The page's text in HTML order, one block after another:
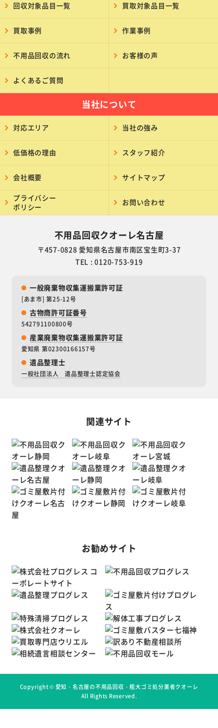
回収対象品目一覧 買取対象品目一覧
買取事例 作業事例
不用品回収の流れ お客様の声
よくあるご質問
当社について
対応エリア 当社の強み
低価格の理由 スタッフ紹介
会社概要 サイトマップ
プライバシー
ポリシー
お問い合わせ
不用品回収クオーレ名古屋
〒457-0828 愛知県名古屋市南区宝生町3-37
TEL : 0120-753-919
一般廃棄物収集運搬業許可証
[あま市] 第25-12号
古物商許可証番号
542791100800号
産業廃棄物収集運搬業許可証
愛知県 第02300166157号
遺品整理士
一般社団法人 遺品整理士認定協会
関連サイト
お勧めサイト
Copyright © 愛知・名古屋の不用品回収・粗大ゴミ処分業者クオーレ
All Rights Reserved.